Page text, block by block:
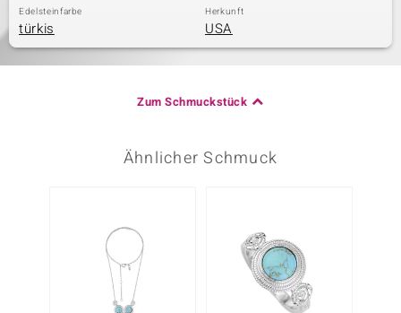
Edelsteinfarbe
türkis
Herkunft
USA
Zum Schmuckstück
Ähnlicher Schmuck